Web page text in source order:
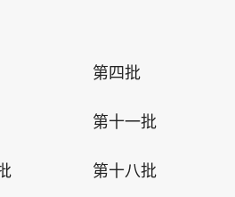
第四批
第十一批
第十八批